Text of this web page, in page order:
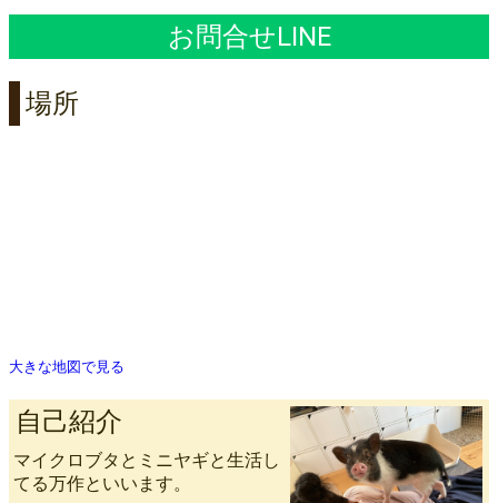
お問合せLINE
場所
大きな地図で見る
自己紹介
マイクロブタとミニヤギと生活し
てる万作といいます。